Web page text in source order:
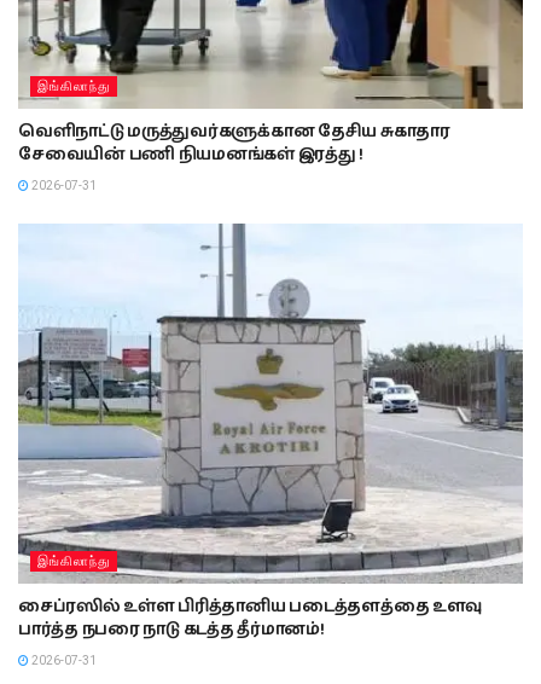
இங்கிலாந்து
வெளிநாட்டு மருத்துவர்களுக்கான தேசிய சுகாதார
சேவையின் பணி நியமனங்கள் இரத்து !
2026-07-31
இங்கிலாந்து
சைப்ரஸில் உள்ள பிரித்தானிய படைத்தளத்தை உளவு
பார்த்த நபரை நாடு கடத்த தீர்மானம்!
2026-07-31